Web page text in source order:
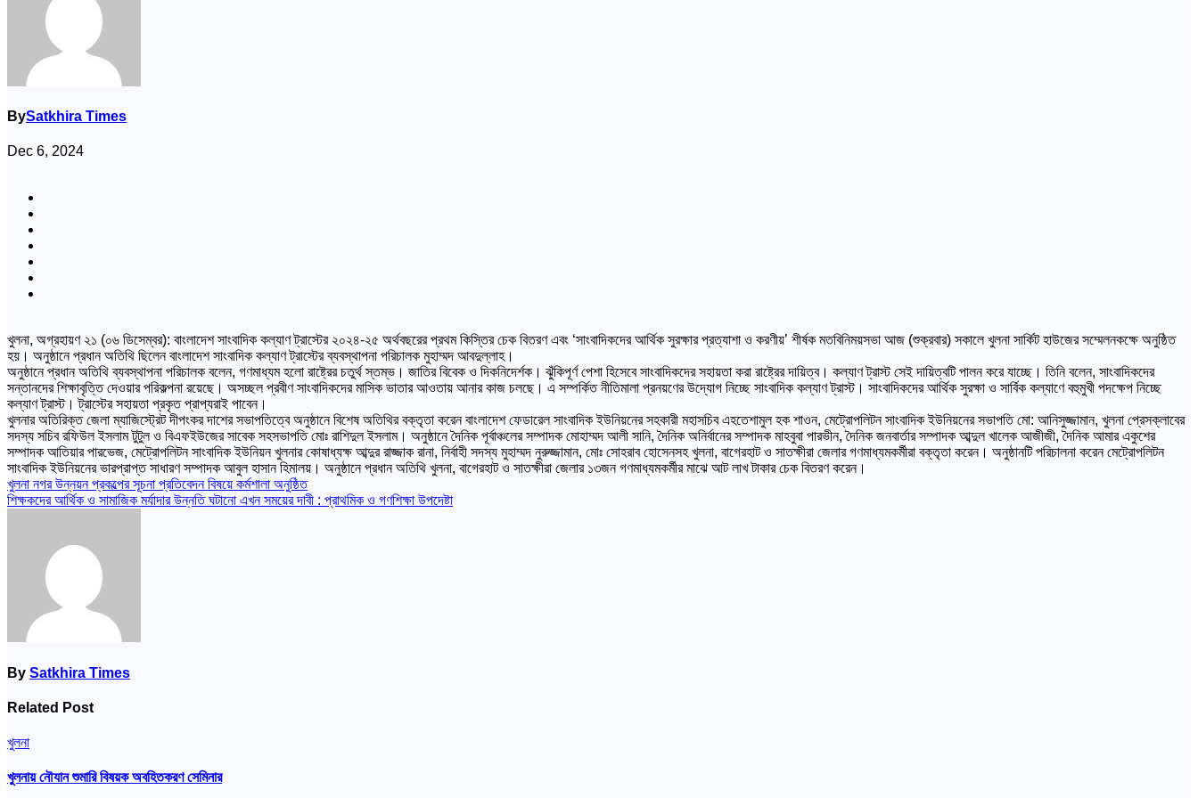
BySatkhira Times
Dec 6, 2024
খুলনা, অগ্রহায়ণ ২১ (০৬ ডিসেম্বর): বাংলাদেশ সাংবাদিক কল্যাণ ট্রাস্টের ২০২৪-২৫ অর্থবছরের প্রথম কিস্তির চেক বিতরণ এবং ‘সাংবাদিকদের আর্থিক সুরক্ষার প্রত্যাশা ও করণীয়’ শীর্ষক মতবিনিময়সভা আজ (শুক্রবার) সকালে খুলনা সার্কিট হাউজের সম্মেলনকক্ষে অনুষ্ঠিত
হয়। অনুষ্ঠানে প্রধান অতিথি ছিলেন বাংলাদেশ সাংবাদিক কল্যাণ ট্রাস্টের ব্যবস্থাপনা পরিচালক মুহাম্মদ আবদুল্লাহ।
অনুষ্ঠানে প্রধান অতিথি ব্যবস্থাপনা পরিচালক বলেন, গণমাধ্যম হলো রাষ্ট্রের চতুর্থ স্তম্ভ। জাতির বিবেক ও দিকনিদের্শক। ঝুঁকিপূর্ণ পেশা হিসেবে সাংবাদিকদের সহায়তা করা রাষ্ট্রের দায়িত্ব। কল্যাণ ট্রাস্ট সেই দায়িত্বটি পালন করে যাচ্ছে। তিনি বলেন, সাংবাদিকদের
সন্তানদের শিক্ষাবৃত্তি দেওয়ার পরিকল্পনা রয়েছে। অসচ্ছল প্রবীণ সাংবাদিকদের মাসিক ভাতার আওতায় আনার কাজ চলছে। এ সম্পর্কিত নীতিমালা প্রনয়ণের উদ্যোগ নিচ্ছে সাংবাদিক কল্যাণ ট্রাস্ট। সাংবাদিকদের আর্থিক সুরক্ষা ও সার্বিক কল্যাণে বহুমুখী পদক্ষেপ নিচ্ছে
কল্যাণ ট্রাস্ট। ট্রাস্টের সহায়তা প্রকৃত প্রাপ্যরাই পাবেন।
খুলনার অতিরিক্ত জেলা ম্যাজিস্ট্রেট দীপংকর দাশের সভাপতিত্বে অনুষ্ঠানে বিশেষ অতিথির বক্তৃতা করেন বাংলাদেশ ফেডারেল সাংবাদিক ইউনিয়নের সহকারী মহাসচিব এহতেশামুল হক শাওন, মেট্রোপলিটন সাংবাদিক ইউনিয়নের সভাপতি মো: আনিসুজ্জামান, খুলনা প্রেসক্লাবের
সদস্য সচিব রফিউল ইসলাম টুটুল ও বিএফইউজের সাবেক সহসভাপতি মোঃ রাশিদুল ইসলাম। অনুষ্ঠানে দৈনিক পূর্বাঞ্চলের সম্পাদক মোহাম্মদ আলী সানি, দৈনিক অনির্বানের সম্পাদক মাহবুবা পারভীন, দৈনিক জনবার্তার সম্পাদক আব্দুল খালেক আজীজী, দৈনিক আমার একুশের
সম্পাদক আতিয়ার পারভেজ, মেট্রোপলিটন সাংবাদিক ইউনিয়ন খুলনার কোষাধ্যক্ষ আব্দুর রাজ্জাক রানা, নির্বাহী সদস্য মুহাম্মদ নুরুজ্জামান, মোঃ সোহরাব হোসেনসহ খুলনা, বাগেরহাট ও সাতক্ষীরা জেলার গণমাধ্যমকর্মীরা বক্তৃতা করেন। অনুষ্ঠানটি পরিচালনা করেন মেট্রোপলিটন
সাংবাদিক ইউনিয়নের ভারপ্রাপ্ত সাধারণ সম্পাদক আবুল হাসান হিমালয়। অনুষ্ঠানে প্রধান অতিথি খুলনা, বাগেরহাট ও সাতক্ষীরা জেলার ১৩জন গণমাধ্যমকর্মীর মাঝে আট লাখ টাকার চেক বিতরণ করেন।
Post
navigation
খুলনা নগর উন্নয়ন প্রকল্পের সূচনা প্রতিবেদন বিষয়ে কর্মশালা অনুষ্ঠিত
শিক্ষকদের আর্থিক ও সামাজিক মর্যাদার উন্নতি ঘটানো এখন সময়ের দাবী : প্রাথমিক ও গণশিক্ষা উপদেষ্টা
By Satkhira Times
Related Post
খুলনা
খুলনায় নৌযান শুমারি বিষয়ক অবহিতকরণ সেমিনার